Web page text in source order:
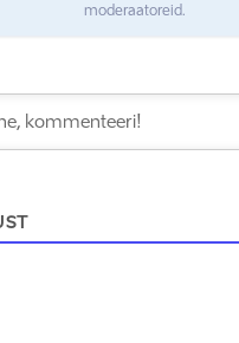
moderaatoreid.